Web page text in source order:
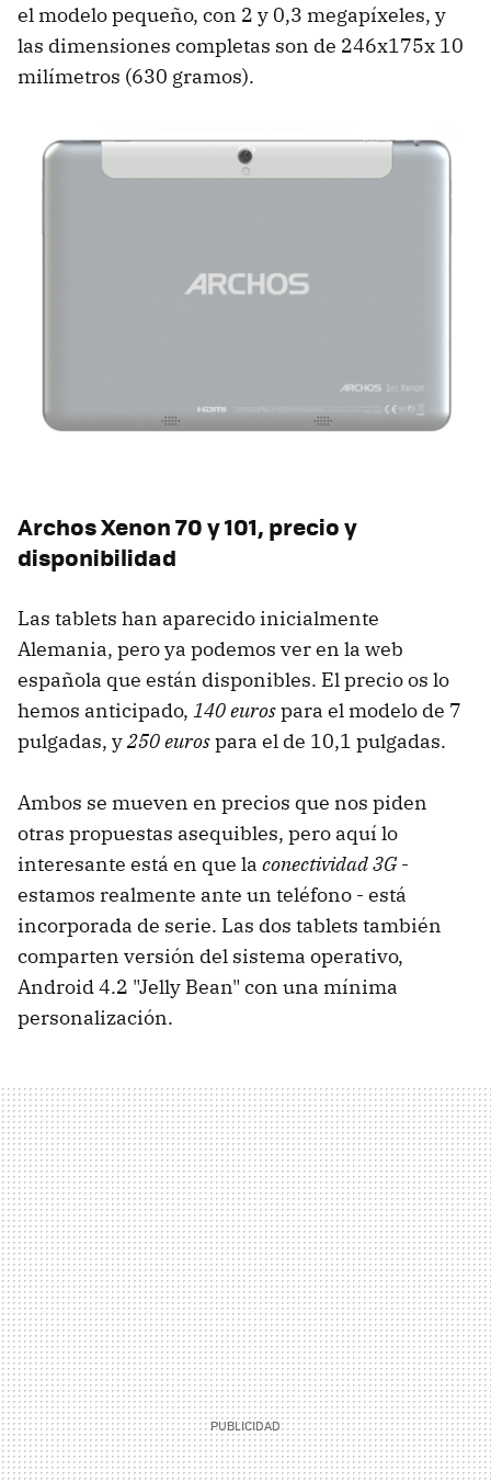
el modelo pequeño, con 2 y 0,3 megapíxeles, y
las dimensiones completas son de 246x175x 10
milímetros (630 gramos).
Archos Xenon 70 y 101, precio y
disponibilidad
Las tablets han aparecido inicialmente
Alemania, pero ya podemos ver en la web
española que están disponibles. El precio os lo
hemos anticipado, 140 eurospara el modelo de 7
pulgadas, y250 eurospara el de 10,1 pulgadas.
Ambos se mueven en precios que nos piden
otras propuestas asequibles, pero aquí lo
interesante está en que la conectividad 3G -
estamos realmente ante un teléfono - está
incorporada de serie. Las dos tablets también
comparten versión del sistema operativo,
Android 4.2 "Jelly Bean" con una mínima
personalización.